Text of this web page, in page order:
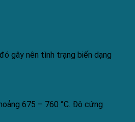
gây nên tình trạng biến dạng
675 – 760 °C. Độ cứng